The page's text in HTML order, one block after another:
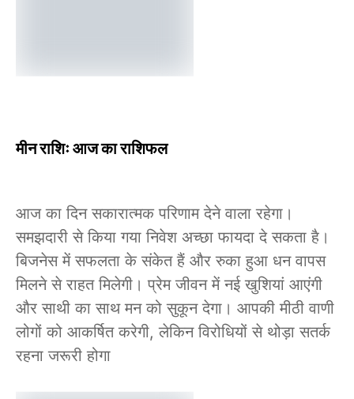
मीन राशिः आज का राशिफल
आज का दिन सकारात्मक परिणाम देने वाला रहेगा।
समझदारी से किया गया निवेश अच्छा फायदा दे सकता है।
बिजनेस में सफलता के संकेत हैं और रुका हुआ धन वापस
मिलने से राहत मिलेगी। प्रेम जीवन में नई खुशियां आएंगी
और साथी का साथ मन को सुकून देगा। आपकी मीठी वाणी
लोगों को आकर्षित करेगी, लेकिन विरोधियों से थोड़ा सतर्क
रहना जरूरी होगा